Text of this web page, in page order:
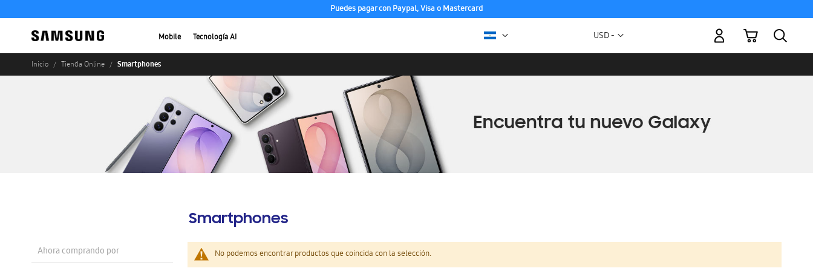
Puedes pagar con Paypal, Visa o Mastercard
Mobile Tecnología AI Moneda
USD -
Mi carrito
Inicio Tienda Online Smartphones
Smartphones
No podemos encontrar productos que coincida con la selección.
Ahora comprando por